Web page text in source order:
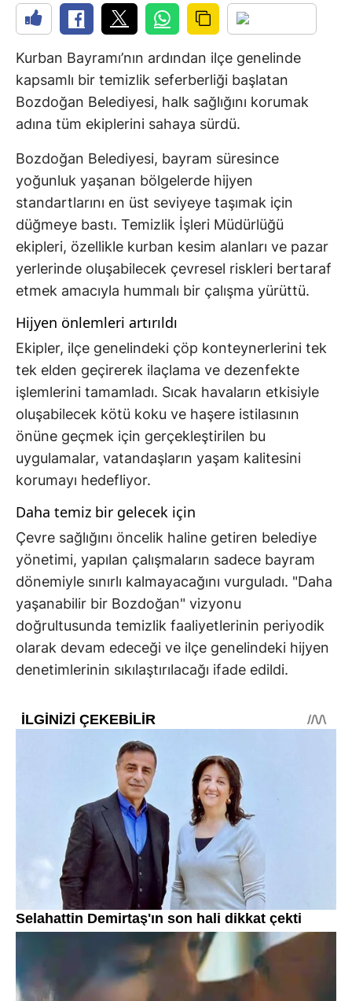
Kurban Bayramı’nın ardından ilçe genelinde
kapsamlı bir temizlik seferberliği başlatan
Bozdoğan Belediyesi, halk sağlığını korumak
adına tüm ekiplerini sahaya sürdü.
Bozdoğan Belediyesi, bayram süresince
yoğunluk yaşanan bölgelerde hijyen
standartlarını en üst seviyeye taşımak için
düğmeye bastı. Temizlik İşleri Müdürlüğü
ekipleri, özellikle kurban kesim alanları ve pazar
yerlerinde oluşabilecek çevresel riskleri bertaraf
etmek amacıyla hummalı bir çalışma yürüttü.
Hijyen önlemleri artırıldı
Ekipler, ilçe genelindeki çöp konteynerlerini tek
tek elden geçirerek ilaçlama ve dezenfekte
işlemlerini tamamladı. Sıcak havaların etkisiyle
oluşabilecek kötü koku ve haşere istilasının
önüne geçmek için gerçekleştirilen bu
uygulamalar, vatandaşların yaşam kalitesini
korumayı hedefliyor.
Daha temiz bir gelecek için
Çevre sağlığını öncelik haline getiren belediye
yönetimi, yapılan çalışmaların sadece bayram
dönemiyle sınırlı kalmayacağını vurguladı. "Daha
yaşanabilir bir Bozdoğan" vizyonu
doğrultusunda temizlik faaliyetlerinin periyodik
olarak devam edeceği ve ilçe genelindeki hijyen
denetimlerinin sıkılaştırılacağı ifade edildi.